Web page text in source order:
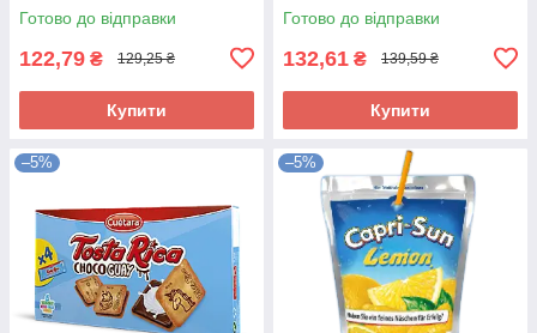
Готово до відправки
122,79 ₴ 129,25 ₴
Купити
Polvorones 300 г Іспанія
Готово до відправки
132,61 ₴ 139,59 ₴
Купити
–5% –5%